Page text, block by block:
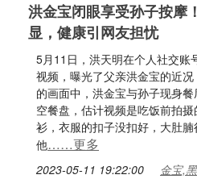
洪金宝闭眼享受孙子按摩
显，健康引网友担忧
5月11日，洪天明在个人社交账
视频，曝光了父亲洪金宝的近
的画面中，洪金宝与孙子现身
空餐盘，估计视频是吃饭前拍
衫，衣服的扣子没扣好，大肚
他……更多
2023-05-11 19:22:00 金宝,